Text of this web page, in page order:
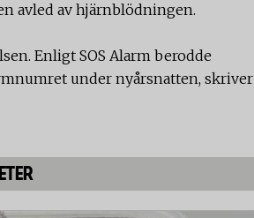
avled av hjärnblödningen.
Enligt SOS Alarm berodde
under nyårsnatten, skriver